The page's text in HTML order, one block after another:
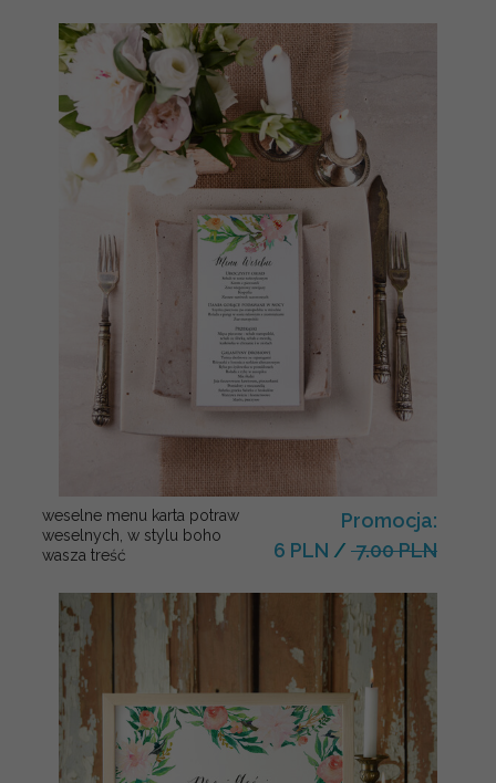
weselne menu karta potraw
weselnych, w stylu boho
wasza treść
Promocja:
6 PLN / 7.00 PLN